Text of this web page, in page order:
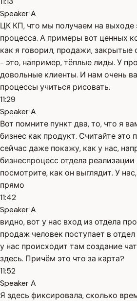
Speaker A
ЦК КП, что мы получаем на выходе
процесса. А примеры вот ценных
как я говорил, продажи, закрытые
- это, например, тёплые лиды. У
довольные клиенты. И нам очень
процессы учиться рисовать.
11:29
Speaker A
Вот помните пункт два, то, что я
бизнес как продукт. Считайте это
сейчас даже покажу, как у нас,
бизнеспроцесс отдела реализации
посмотрите, как он выглядит. У
прямо
11:42
Speaker A
видно, вот у нас вход из отдела
продаж человек поступает в
у нас происходит там создание
здесь. Причём это что за карта?
11:52
Speaker A
Я здесь фиксировала, сколько